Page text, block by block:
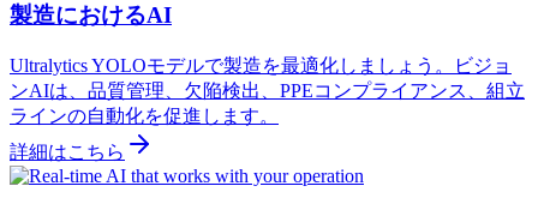
製造におけるAI
Ultralytics YOLOモデルで製造を最適化しましょう。ビジョ
ンAIは、品質管理、欠陥検出、PPEコンプライアンス、組立
ラインの自動化を促進します。
詳細はこちら